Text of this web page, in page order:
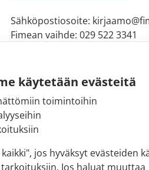
käytetään evästeitä
toimintoihin
jos hyväksyt evästeiden
Jos haluat muuttaa
Sähköpostiosoite:
Fimean vaihde: 029 522 3341